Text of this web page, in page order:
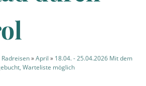
Radreisen»April » 18.04. - 25.04.2026 Mit dem
Warteliste möglich